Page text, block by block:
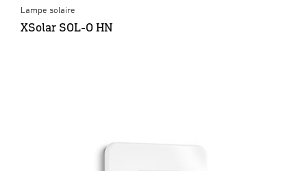
Lampe solaire
XSolar SOL-O HN